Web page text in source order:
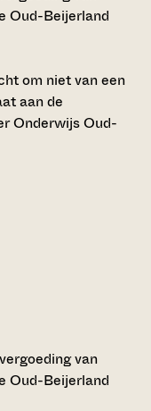
Oud-Beijerland
om niet van een
aan de
Onderwijs Oud-
van
Oud-Beijerland